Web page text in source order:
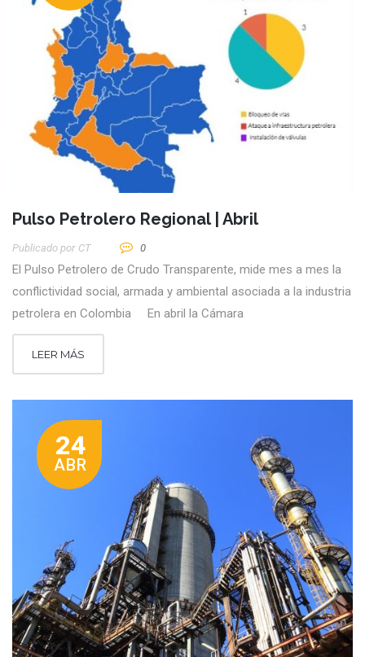
Pulso Petrolero Regional | Abril
Publicado por CT 0
El Pulso Petrolero de Crudo Transparente, mide mes a mes la
conflictividad social, armada y ambiental asociada a la industria
petrolera en Colombia En abril la Cámara
LEER MÁS
24
ABR